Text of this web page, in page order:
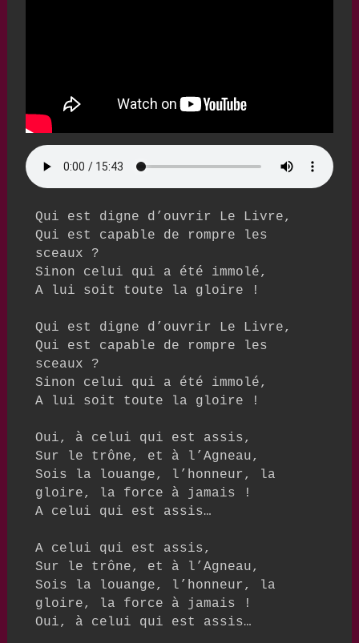
Qui est digne d’ouvrir Le Livre,
Qui est capable de rompre les
sceaux ?
Sinon celui qui a été immolé,
A lui soit toute la gloire !
Qui est digne d’ouvrir Le Livre,
Qui est capable de rompre les
sceaux ?
Sinon celui qui a été immolé,
A lui soit toute la gloire !
Oui, à celui qui est assis,
Sur le trône, et à l’Agneau,
Sois la louange, l’honneur, la
gloire, la force à jamais !
A celui qui est assis…
A celui qui est assis,
Sur le trône, et à l’Agneau,
Sois la louange, l’honneur, la
gloire, la force à jamais !
Oui, à celui qui est assis…